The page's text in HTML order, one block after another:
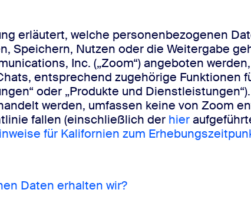
/+1.888.303.1012
erläutert, welche personenbezogenen
Speichern, Nutzen oder die Weitergabe
Inc. („Zoom“) angeboten
entsprechend zugehörige Funktionen
oder „Produkte und
werden, umfassen keine von Zoom
fallen (einschließlich der hier
für Kalifornien zum
Daten erhalten wir?